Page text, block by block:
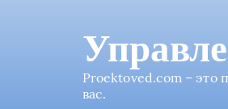
Proektoved.com – это
вас.